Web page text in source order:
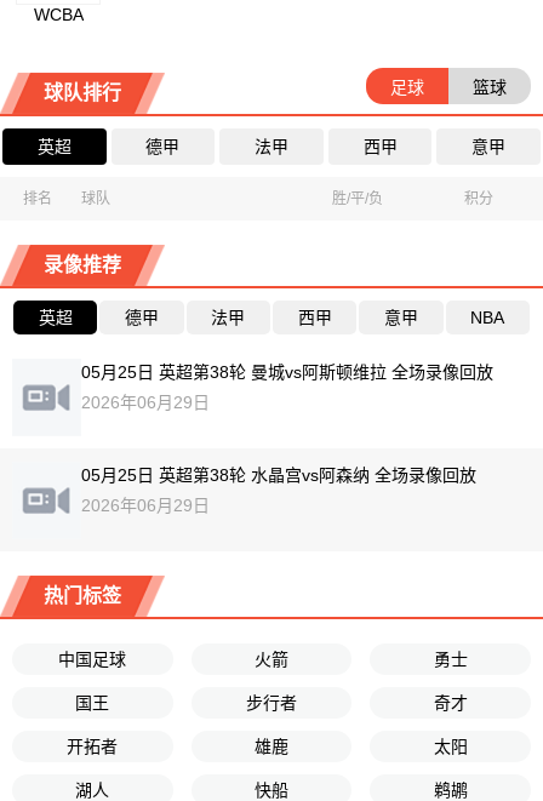
WCBA
球队排行 足球 篮球
英超 德甲 法甲 西甲 意甲
排名 球队 胜/平/负 积分
录像推荐
英超 德甲 法甲 西甲 意甲 NBA
05月25日 英超第38轮 曼城vs阿斯顿维拉 全场录像回放
2026年06月29日
05月25日 英超第38轮 水晶宫vs阿森纳 全场录像回放
2026年06月29日
热门标签
中国足球 火箭 勇士
国王 步行者 奇才
开拓者 雄鹿 太阳
湖人 快船 鹈鹕